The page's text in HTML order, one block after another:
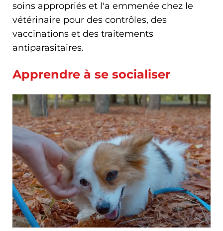
soins appropriés et l'a emmenée chez le
vétérinaire pour des contrôles, des
vaccinations et des traitements
antiparasitaires.
Apprendre à se socialiser